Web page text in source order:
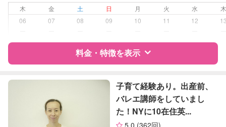
学校/塾の補習・宿題
小学生
中学生
対応科目
英語
英会話
TOEIC
木 金 土 日 月 火 水
06
07 08 09 10 11 12
料金・特徴を表示
特徴 料金 レビュー
サポートの特徴
子育て経験あり。出産前、
バレエ講師をしていまし
た！NYに10在住英...